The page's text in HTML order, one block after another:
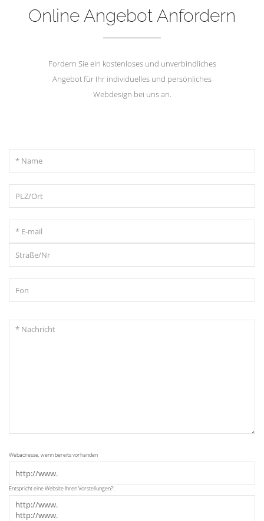
Online Angebot Anfordern
Fordern Sie ein kostenloses und unverbindliches
Angebot für Ihr individuelles und persönliches
Webdesign bei uns an.
Webadresse, wenn bereits vorhanden
Entspricht eine Website Ihren Vorstellungen?: